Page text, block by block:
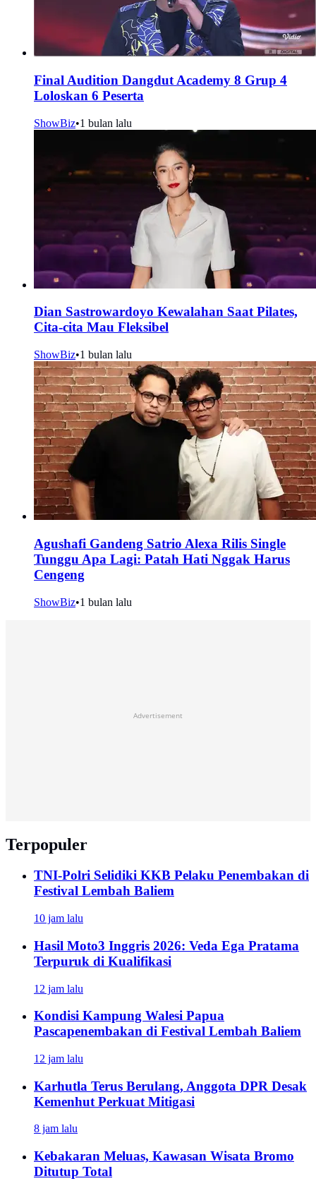
Final Audition Dangdut Academy 8 Grup 4
Loloskan 6 Peserta
ShowBiz•1 bulan lalu
Dian Sastrowardoyo Kewalahan Saat Pilates,
Cita-cita Mau Fleksibel
ShowBiz•1 bulan lalu
Agushafi Gandeng Satrio Alexa Rilis Single
Tunggu Apa Lagi: Patah Hati Nggak Harus
Cengeng
ShowBiz•1 bulan lalu
Advertisement
Terpopuler
TNI-Polri Selidiki KKB Pelaku Penembakan di
Festival Lembah Baliem
10 jam lalu
Hasil Moto3 Inggris 2026: Veda Ega Pratama
Terpuruk di Kualifikasi
12 jam lalu
Kondisi Kampung Walesi Papua
Pascapenembakan di Festival Lembah Baliem
12 jam lalu
Karhutla Terus Berulang, Anggota DPR Desak
Kemenhut Perkuat Mitigasi
8 jam lalu
Kebakaran Meluas, Kawasan Wisata Bromo
Ditutup Total